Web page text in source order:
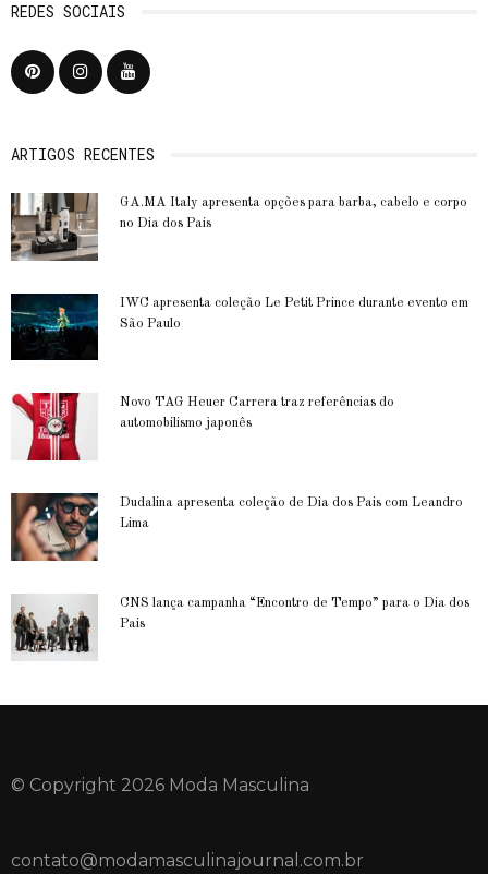
REDES SOCIAIS
ARTIGOS RECENTES
GA.MA Italy apresenta opções para barba, cabelo e corpo
no Dia dos Pais
IWC apresenta coleção Le Petit Prince durante evento em
São Paulo
Novo TAG Heuer Carrera traz referências do
automobilismo japonês
Dudalina apresenta coleção de Dia dos Pais com Leandro
Lima
CNS lança campanha “Encontro de Tempo” para o Dia dos
Pais
© Copyright 2026 Moda Masculina
contato@modamasculinajournal.com.br